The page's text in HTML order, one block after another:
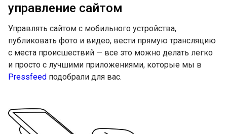
управление сайтом
Управлять сайтом с мобильного устройства,
публиковать фото и видео, вести прямую трансляцию
с места происшествий — все это можно делать легко
и просто с лучшими приложениями, которые мы в
Pressfeed подобрали для вас.